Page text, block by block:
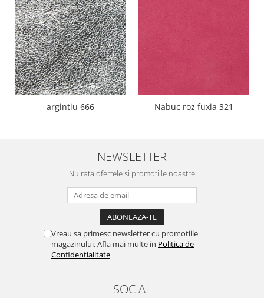
argintiu 666 Nabuc roz fuxia 321
NEWSLETTER
Nu rata ofertele si promotiile noastre
Vreau sa primesc newsletter cu promotiile
magazinului. Afla mai multe in Politica de
Confidentialitate
SOCIAL